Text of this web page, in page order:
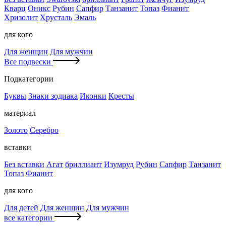
Кварц Оникс Рубин Сапфир Танзанит Топаз Фианит
Хризолит Хрусталь Эмаль
для кого
Для женщин Для мужчин
Все подвески
Подкатегории
Буквы Знаки зодиака Иконки Кресты
материал
Золото Серебро
вставки
Без вставки Агат бриллиант Изумруд Рубин Сапфир Танзанит
Топаз Фианит
для кого
Для детей Для женщин Для мужчин
все категории